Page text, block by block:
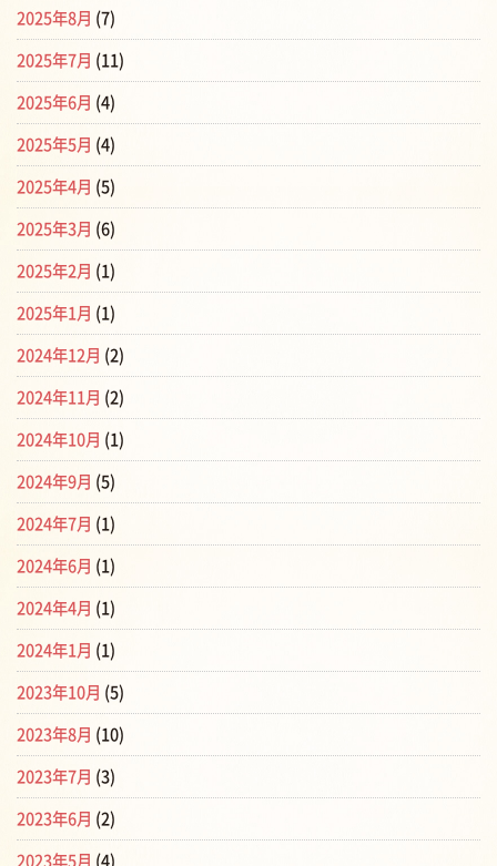
2025年8月 (7)
2025年7月 (11)
2025年6月 (4)
2025年5月 (4)
2025年4月 (5)
2025年3月 (6)
2025年2月 (1)
2025年1月 (1)
2024年12月 (2)
2024年11月 (2)
2024年10月 (1)
2024年9月 (5)
2024年7月 (1)
2024年6月 (1)
2024年4月 (1)
2024年1月 (1)
2023年10月 (5)
2023年8月 (10)
2023年7月 (3)
2023年6月 (2)
2023年5月 (4)